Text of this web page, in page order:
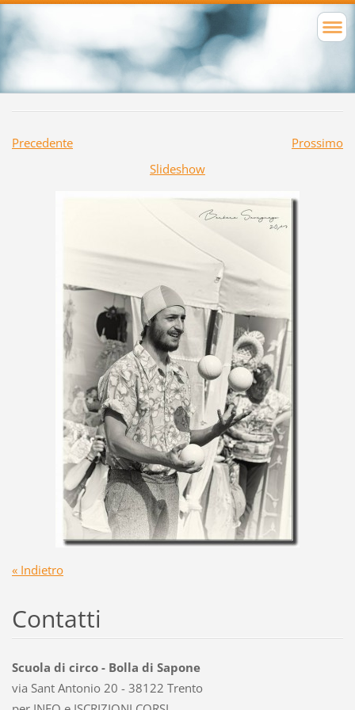
Precedente
Prossimo
Slideshow
« Indietro
Contatti
Scuola di circo - Bolla di Sapone
via Sant Antonio 20 - 38122 Trento